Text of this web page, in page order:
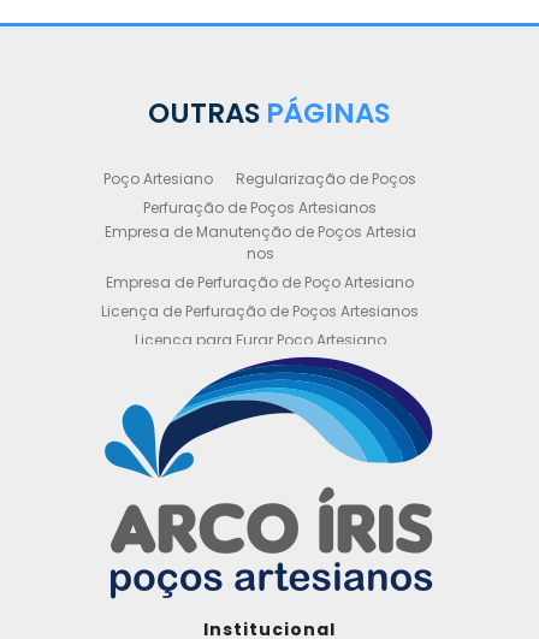
OUTRAS PÁGINAS
Poço Artesiano
Regularização de Poços
Perfuração de Poços Artesianos
Empresa de Manutenção de Poços Artesia
nos
Empresa de Perfuração de Poço Artesiano
Licença de Perfuração de Poços Artesianos
Licença para Furar Poço Artesiano
Licença para Perfuração de Poço Artesiano
Licença para Poço Semi Artesiano
Manutenção de Poço Semi Artesiano
Manutenção Preventiva de Poços Artesiano
Obtenha sua Licença de Perfuração de Poç
o Artesiano
Orçamento de Poço Semi Artesiano
Orçamento para Perfuração de Poço Artesi
ano
Outorga DAEE para Poço Artesiano
Institucional